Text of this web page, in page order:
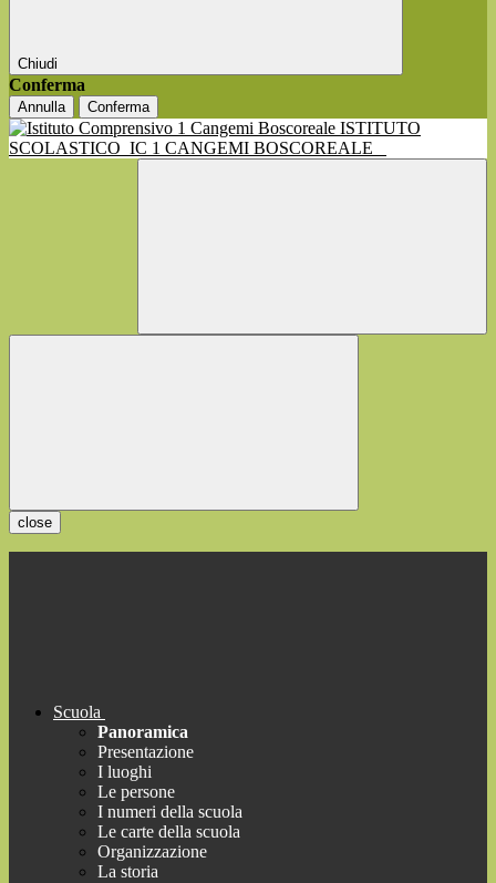
Chiudi
Conferma
Annulla Conferma
ISTITUTO
SCOLASTICO IC 1 CANGEMI BOSCOREALE
close
Scuola
Panoramica
Presentazione
I luoghi
Le persone
I numeri della scuola
Le carte della scuola
Organizzazione
La storia